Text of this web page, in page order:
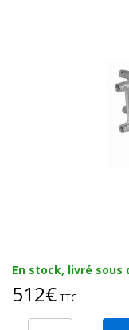
En stock, livré sous
512€ TTC